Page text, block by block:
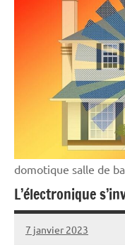
domotique salle de
L’électronique
7 janvier 2023
rédaction